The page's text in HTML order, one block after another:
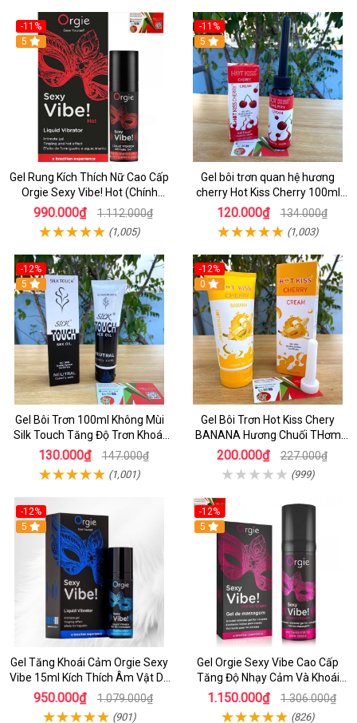
-11%
5
Gel Rung Kích Thích Nữ Cao Cấp
Orgie Sexy Vibe! Hot (Chính
Hãng)
990.000₫ 1.112.000₫
(1,005)
-11%
5
Gel bôi trơn quan hệ hương
cherry Hot Kiss Cherry 100ml
Silk Touch
120.000₫ 134.000₫
(1,003)
-12%
5
Gel Bôi Trơn 100ml Không Mùi
Silk Touch Tăng Độ Trơn Khoái
Cảm Cho Các Cặp Đôi
130.000₫ 147.000₫
(1,001)
-12%
0
Gel Bôi Trơn Hot Kiss Chery
BANANA Hương Chuối THơm
200ml
200.000₫ 227.000₫
(999)
-12%
5
Gel Tăng Khoái Cảm Orgie Sexy
Vibe 15ml Kích Thích Âm Vật Dễ
Lên Đỉnh Nhanh
950.000₫ 1.079.000₫
(901)
-12%
5
Gel Orgie Sexy Vibe Cao Cấp
Tăng Độ Nhạy Cảm Và Khoái
Cảm Cho Phái Đẹp
1.150.000₫ 1.306.000₫
(826)